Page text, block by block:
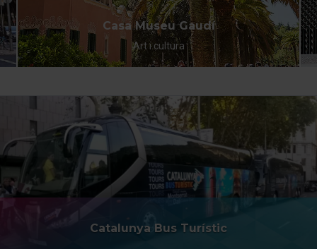
Casa Museu Gaudí
Art i cultura
Catalunya Bus Turístic